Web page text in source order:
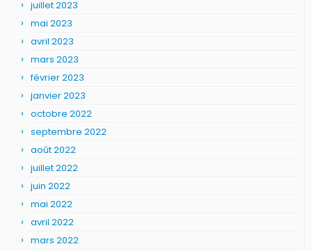
juillet 2023
mai 2023
avril 2023
mars 2023
février 2023
janvier 2023
octobre 2022
septembre 2022
août 2022
juillet 2022
juin 2022
mai 2022
avril 2022
mars 2022